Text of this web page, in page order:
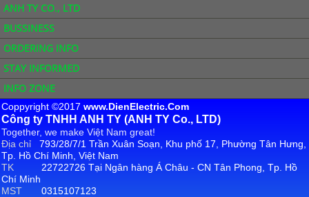
ANH TY CO., LTD
BUSSINESS
ORDERING INFO
STAY INFORMED
INFO ZONE
Coppyright ©2017www.DienElectric.Com
Công ty TNHH ANH TY (ANH TY Co., LTD)
Together, we make Việt Nam great!
Địa chỉ793/28/7/1 Trần Xuân Soạn, Khu phố 17, Phường Tân Hưng,
Tp. Hồ Chí Minh, Việt Nam
TK 22722726 Tại Ngân hàng Á Châu - CN Tân Phong, Tp. Hồ
Chí Minh
MST0315107123